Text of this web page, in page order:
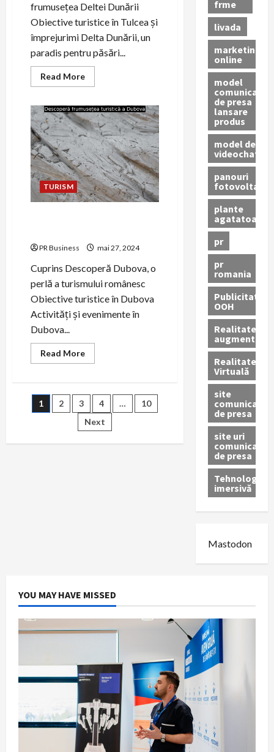
frumusețea Deltei Dunării
Obiective turistice în Tulcea și
împrejurimi Delta Dunării, un
paradis pentru păsări...
Read MoreRead
more
frumusețea
Deltei
Dunării
și
obiectivelor
turistice
din
zonă
TURISM
PR Business mai 27, 2024
Cuprins Descoperă Dubova, o
perlă a turismului românesc
Obiective turistice în Dubova
Activități și evenimente în
Dubova...
Read MoreRead
more
turistică
Dubova
Paginație
articole
1 2 3 4 …
10
Next
frme
livada
marketing
online
model
comunicat
de presa
lansare
produs
model de
videochat
panouri
fotovoltaice
plante
agatatoare
pr
pr
romania
Publicitate
OOH
Realitatea
augmentată
Realitatea
Virtuală
site
comunicate
de presa
site uri
comunicate
de presa
Tehnologie
imersivă
Mastodon
YOU MAY HAVE MISSED